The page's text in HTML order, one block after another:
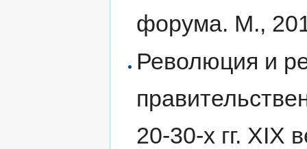
форума. М.,
Революция и
20-30-х гг. XIX